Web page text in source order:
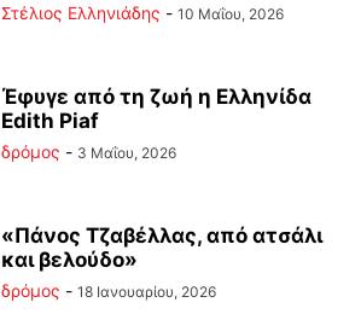
Στέλιος Ελληνιάδης - 10 Μαΐου, 2026
Έφυγε από τη ζωή η Ελληνίδα
Edith Piaf
δρόμος - 3 Μαΐου, 2026
«Πάνος Τζαβέλλας, από ατσάλι
και βελούδο»
δρόμος - 18 Ιανουαρίου, 2026